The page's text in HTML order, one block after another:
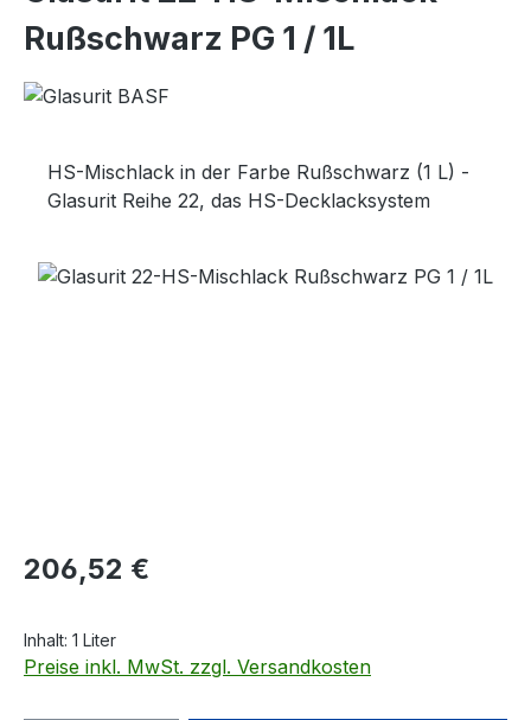
Rußschwarz PG 1 / 1L
HS-Mischlack in der Farbe Rußschwarz (1 L) -
Glasurit Reihe 22, das HS-Decklacksystem
Bildergalerie überspringen
Regulärer Preis:
206,52 €
Inhalt: 1 Liter
Preise inkl. MwSt. zzgl. Versandkosten